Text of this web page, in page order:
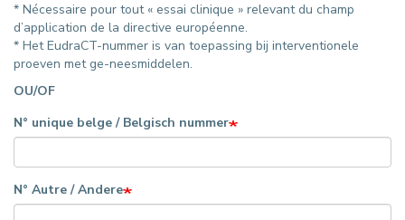
* Nécessaire pour tout « essai clinique » relevant du champ
d’application de la directive européenne.
* Het EudraCT-nummer is van toepassing bij interventionele
proeven met ge-neesmiddelen.
OU/OF
N° unique belge / Belgisch nummer
N° Autre / Andere